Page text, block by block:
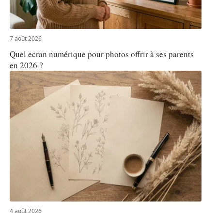
7 août 2026
Quel ecran numérique pour photos offrir à ses parents
en 2026 ?
4 août 2026